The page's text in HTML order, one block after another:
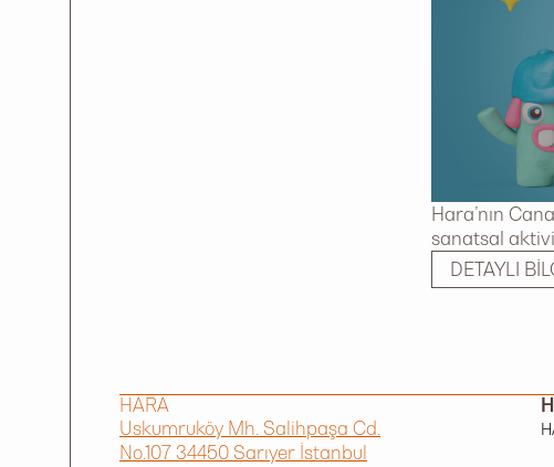
Hara’nın
sanatsal
DETAYLI
HARA
Uskumruköy Mh. Salihpaşa Cd.
No.107 34450 Sarıyer İstanbul